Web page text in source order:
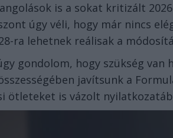
is a sokat kritizált
úgy véli, hogy már nincs
ra lehetnek reálisak a
gondolom, hogy szükség
javítsunk a
ötleteket is vázolt